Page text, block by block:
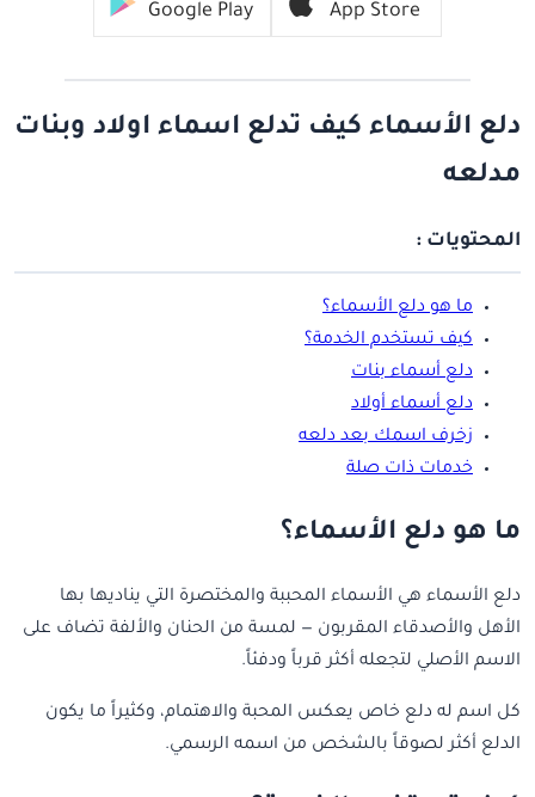
App Store
Google Play
دلع الأسماء كيف تدلع اسماء اولاد وبنات
مدلعه
المحتويات :
ما هو دلع الأسماء؟
كيف تستخدم الخدمة؟
دلع أسماء بنات
دلع أسماء أولاد
زخرف اسمك بعد دلعه
خدمات ذات صلة
ما هو دلع الأسماء؟
دلع الأسماء هي الأسماء المحببة والمختصرة التي يناديها بها
الأهل والأصدقاء المقربون — لمسة من الحنان والألفة تضاف على
الاسم الأصلي لتجعله أكثر قرباً ودفئاً.
كل اسم له دلع خاص يعكس المحبة والاهتمام، وكثيراً ما يكون
الدلع أكثر لصوقاً بالشخص من اسمه الرسمي.